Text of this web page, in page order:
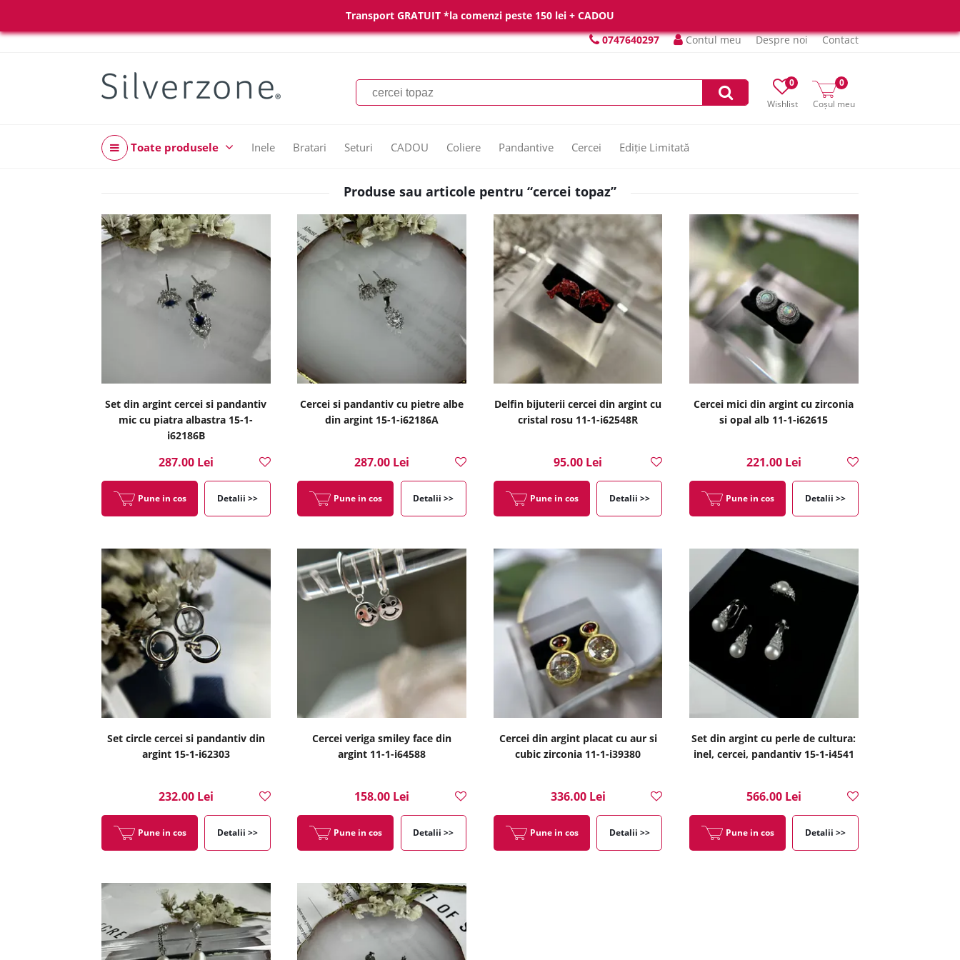
Transport GRATUIT *la comenzi peste 150 lei + CADOU
0747640297
Contul meu Despre noi Contact
Wishlist
0
Coșul meu
0
Toate produsele Inele Bratari Seturi CADOU Coliere Pandantive Cercei Ediție Limitată
Produse sau articole pentru “cercei topaz”
Set din argint cercei si pandantiv
mic cu piatra albastra 15-1-
i62186B
287.00 Lei
Pune in cos Detalii >>
Cercei si pandantiv cu pietre albe
din argint 15-1-i62186A
287.00 Lei
Pune in cos Detalii >>
Delfin bijuterii cercei din argint cu
cristal rosu 11-1-i62548R
95.00 Lei
Pune in cos Detalii >>
Cercei mici din argint cu zirconia
si opal alb 11-1-i62615
221.00 Lei
Pune in cos Detalii >>
Set circle cercei si pandantiv din
argint 15-1-i62303
232.00 Lei
Pune in cos Detalii >>
Cercei veriga smiley face din
argint 11-1-i64588
158.00 Lei
Pune in cos Detalii >>
Cercei din argint placat cu aur si
cubic zirconia 11-1-i39380
336.00 Lei
Pune in cos Detalii >>
Set din argint cu perle de cultura:
inel, cercei, pandantiv 15-1-i4541
566.00 Lei
Pune in cos Detalii >>